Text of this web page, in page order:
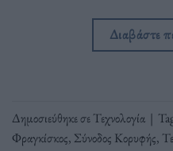
Διαβάστε
Δημοσιεύθηκε σεΤεχνολογία |
Φραγκίσκος, Σύνοδος Κορυφής,